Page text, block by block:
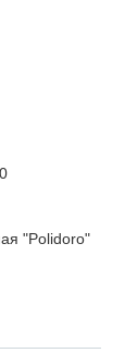
"Polidoro"